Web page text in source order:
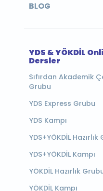
BLOG
YDS & YÖKDİL
Dersler
Sıfırdan Akademik
Grubu
YDS Express Grubu
YDS Kampı
YDS+YÖKDİL Hazırlık
YDS+YÖKDİL Kampı
YÖKDİL Hazırlık
YÖKDİL Kampı